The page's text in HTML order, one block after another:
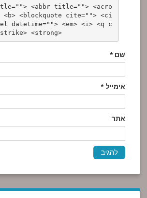
<abbr title=""> <acro
<blockquote cite=""> <ci
datetime=""> <em> <i> <q c
<strong>
שם *
אימייל *
אתר